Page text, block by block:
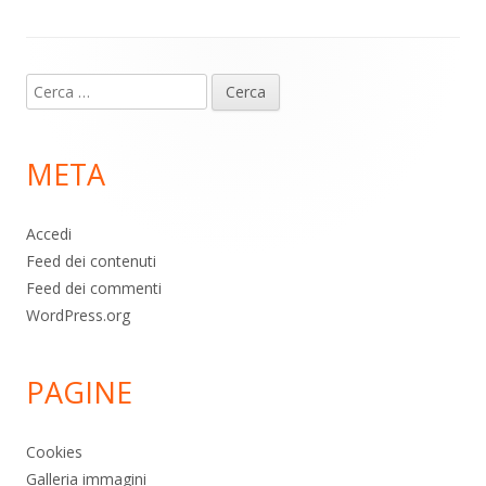
piè
pagina
Ricerca
per:
META
Accedi
Feed dei contenuti
Feed dei commenti
WordPress.org
PAGINE
Cookies
Galleria immagini